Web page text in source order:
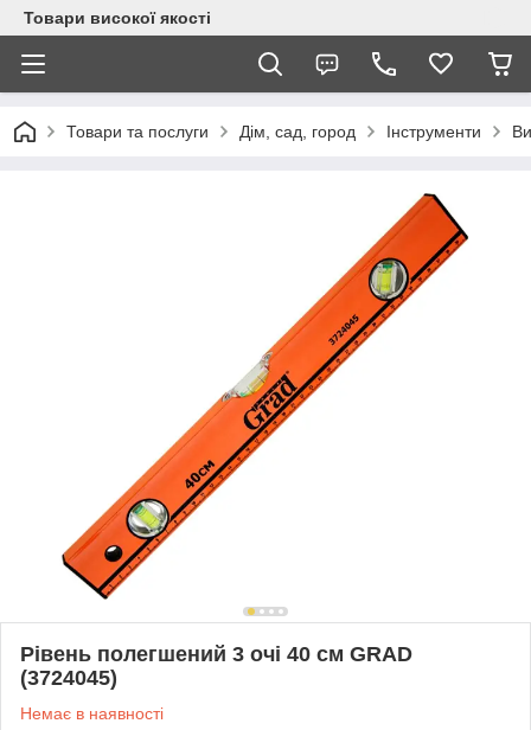
Товари високої якості
Товари та послуги Дім, сад, город Інструменти
Рівень полегшений 3 очі 40 см GRAD
(3724045)
Немає в наявності